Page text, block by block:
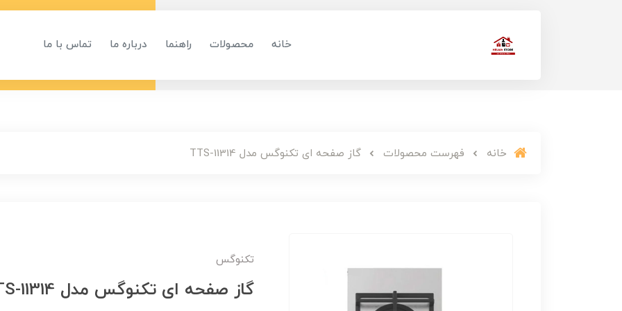
خانه محصولات راهنما درباره ما تماس با ما
خانه فهرست محصولات گاز صفحه ای تکنوگس مدل TTS-11314
تکنوگس
گاز صفحه ای تکنوگس مدل TTS-11314